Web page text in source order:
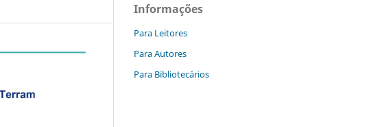
Informações
Para Leitores
Para Autores
Para Bibliotecários